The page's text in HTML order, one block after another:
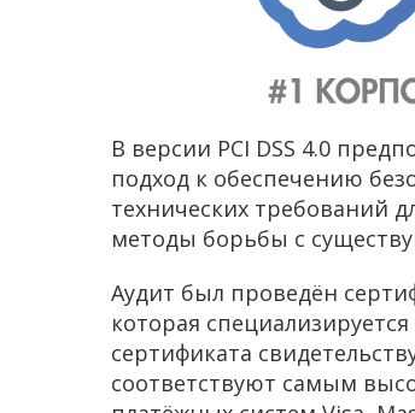
В версии PCI DSS 4.0
подход к обеспечению
технических требований
методы борьбы с
Аудит был проведён
которая
сертификата
соответствуют самым